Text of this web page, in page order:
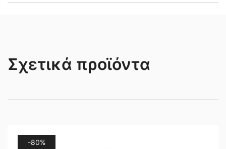
Σχετικά προϊόντα
-80%